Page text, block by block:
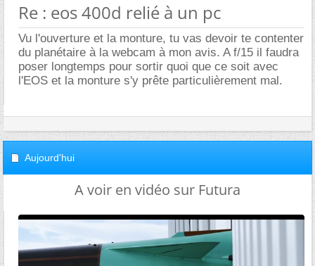
Re : eos 400d relié à un pc
Vu l'ouverture et la monture, tu vas devoir te contenter
du planétaire à la webcam à mon avis. A f/15 il faudra
poser longtemps pour sortir quoi que ce soit avec
l'EOS et la monture s'y prête particulièrement mal.
Aujourd'hui
A voir en vidéo sur Futura